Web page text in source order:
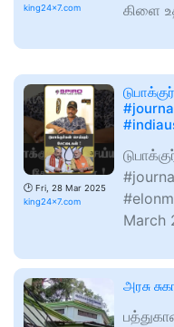
king24x7.com
கிளை
🕑 Fri, 28 Mar 2025
king24x7.com
March
அரசு